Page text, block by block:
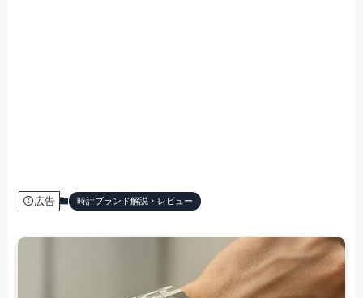
広告 時計ブランド解説・レビュー